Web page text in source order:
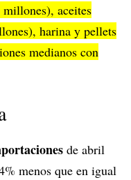
aceites
harina y pellets
medianos con
de abril
menos que en igual